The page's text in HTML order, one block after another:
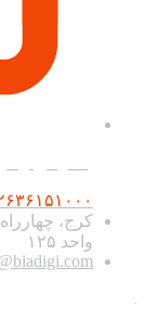
کرج،
واحد ۱۲۵